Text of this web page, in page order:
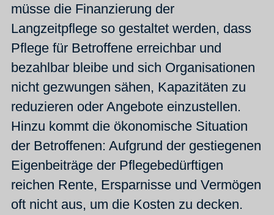
müsse die Finanzierung der
Langzeitpflege so gestaltet werden, dass
Pflege für Betroffene erreichbar und
bezahlbar bleibe und sich Organisationen
nicht gezwungen sähen, Kapazitäten zu
reduzieren oder Angebote einzustellen.
Hinzu kommt die ökonomische Situation
der Betroffenen: Aufgrund der gestiegenen
Eigenbeiträge der Pflegebedürftigen
reichen Rente, Ersparnisse und Vermögen
oft nicht aus, um die Kosten zu decken.